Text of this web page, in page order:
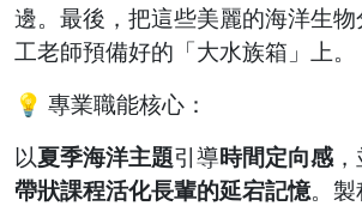
邊。最後，把這些美麗的海洋生
工老師預備好的「大水族箱」上。
💡 專業職能核心：
以夏季海洋主題引導時間定向感
帶狀課程活化長輩的延宕記憶。